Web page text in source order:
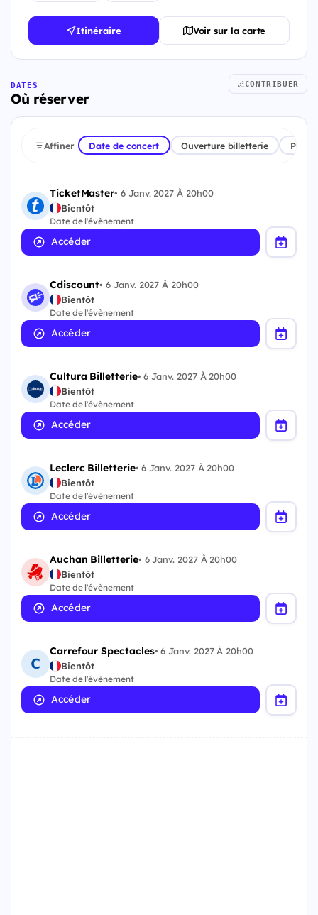
Itinéraire Voir sur la carte
DATES
Où réserver
CONTRIBUER
Affiner Date de concert Ouverture billetterie
TicketMaster• 6 Janv. 2027 À 20h00
Bientôt
Date de l'évènement
Accéder
Cdiscount•6 Janv. 2027 À 20h00
Bientôt
Date de l'évènement
Accéder
Cultura Billetterie•6 Janv. 2027 À 20h00
Bientôt
Date de l'évènement
Accéder
Leclerc Billetterie•6 Janv. 2027 À 20h00
Bientôt
Date de l'évènement
Accéder
Auchan Billetterie• 6 Janv. 2027 À 20h00
Bientôt
Date de l'évènement
Accéder
Carrefour Spectacles•6 Janv. 2027 À 20h00
Bientôt
Date de l'évènement
Accéder